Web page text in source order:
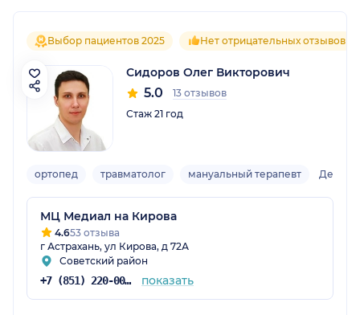
Выбор пациентов 2025 Нет отрицательных отзывов
Сидоров Олег Викторович
5.0
13 отзывов
Стаж 21 год
ортопед травматолог мануальный терапевт
МЦ Медиал на Кирова
4.653 отзыва
г Астрахань, ул Кирова, д 72А
Советский район
+7 (851) 220-00-75 показать